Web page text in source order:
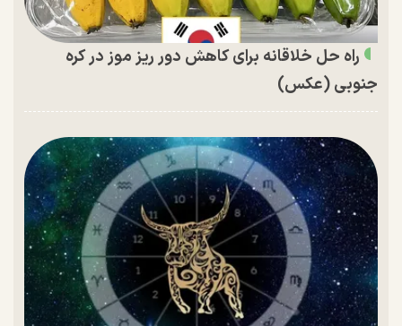
راه حل خلاقانه برای کاهش دور ریز موز در کره
جنوبی (عکس)